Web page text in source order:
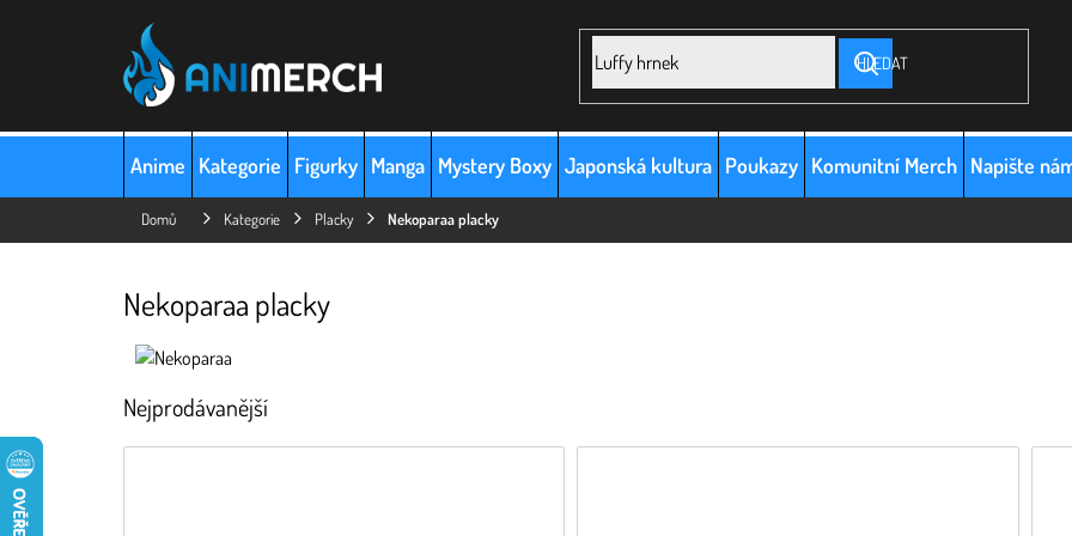
HLEDAT
Anime Kategorie Figurky Manga Mystery Boxy Japonská kultura Poukazy Komunitní Merch Napište
Domů Kategorie Placky Nekoparaa placky
Nekoparaa placky
Nejprodávanější